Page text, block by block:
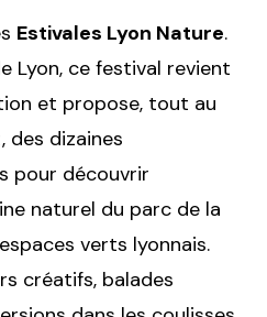
Estivales Lyon Nature.
Lyon, ce festival revient
et propose, tout au
des dizaines
pour découvrir
naturel du parc de la
verts lyonnais.
créatifs, balades